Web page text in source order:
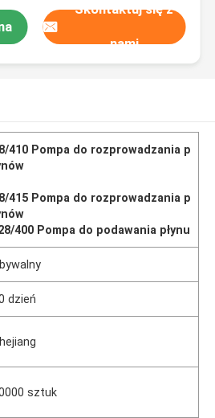
Skontaktuj się z
nami
410 Pompa do rozprowadzania p
415 Pompa do rozprowadzania p
400 Pompa do podawania płynu
dzień
sztuk